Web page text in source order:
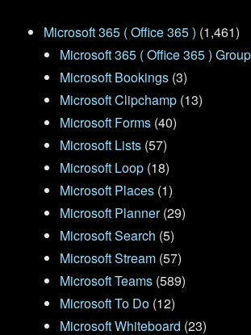
Microsoft 365 ( Office 365 ) (1,461)
Microsoft 365 ( Office 365 )
Microsoft Bookings (3)
Microsoft Clipchamp (13)
Microsoft Forms (40)
Microsoft Lists (57)
Microsoft Loop (18)
Microsoft Places (1)
Microsoft Planner(29)
Microsoft Search (5)
Microsoft Stream (57)
Microsoft Teams (589)
Microsoft To Do (12)
Microsoft Whiteboard (23)